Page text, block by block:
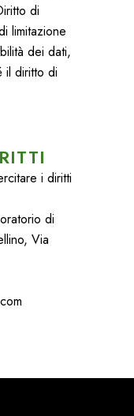
di
limitazione
dei dati,
il diritto di
i diritti
di
Via